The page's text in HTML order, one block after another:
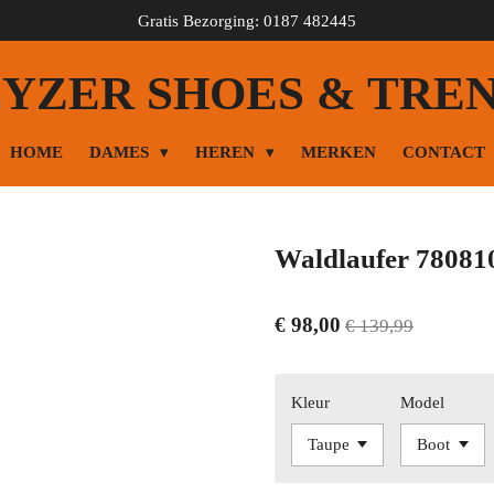
Gratis Bezorging: 0187 482445
SHOES &
HOME DAMES HEREN MERKEN CONTACT
Waldlaufer
€ 98,00 € 139,99
Kleur Model